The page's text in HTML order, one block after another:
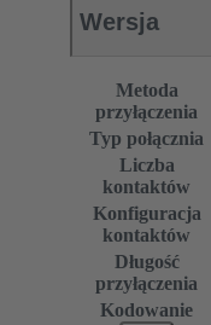
Wersja
Metoda
przyłączenia
Typ połącznia
Liczba
kontaktów
Konfiguracja
kontaktów
Długość
przyłączenia
Kodowanie